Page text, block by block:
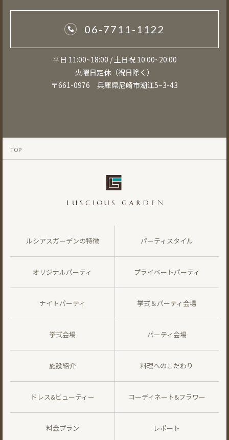
06-7711-1122
平日 11:00~18:00 / 土日祝 10:00~20:00
火曜日定休（祝日除く）
〒661-0976 兵庫県尼崎市潮江5–3-43
TOP
ルシアスガーデンの特徴 パーティスタイル
オリジナルパーティ プライベートパーティ
ナイトパーティ 挙式＆パーティ会場
挙式会場 パーティ会場
施設紹介 料理へのこだわり
ドレス&ビューティー コーディネート&フラワー
料金プラン レポート